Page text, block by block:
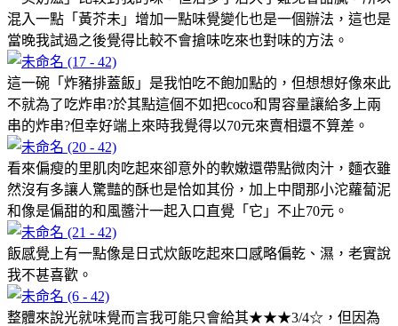
混入一點「黃芥未」增加一點味覺變化也是一個辦法，這也是
當晚我試過之後覺得比較不會搶味吃來也對味的方法。
這一碗「炸豬排蓋飯」是我怕吃不飽加點的，但想想好像來此
不就為了吃炸串?於其點這個不如把coco和胃容量讓給多上兩
串的炸串?但幸好端上來時我覺得以70元來賣相還不算差。
看來偏瘦的里肌肉吃起來卻意外的軟嫩還帶點微肉汁，麵衣雖
然沒有多讓人驚豔的酥也是恰如其份，加上中間那小沱蘿蔔泥
和像是偏甜的和風醬汁一起入口直覺「它」不止70元。
飯感覺上有一點像是日式炊飯吃起來口感略偏乾、濕，老實說
我不甚喜歡。
整體來說光就味覺而言我可能只會給其★★★3/4☆，但因為